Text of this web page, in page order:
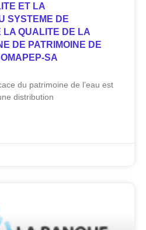
ET LA
SYSTEME DE
LA QUALITE DE LA
DE PATRIMOINE DE
SA
du patrimoine de l’eau est
distribution